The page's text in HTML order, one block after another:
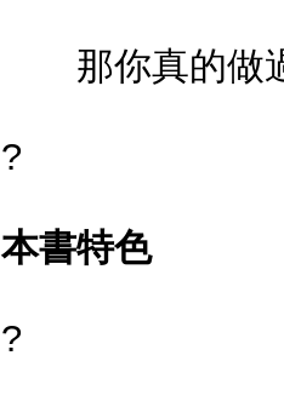
那你真的做
?
本書特色
?